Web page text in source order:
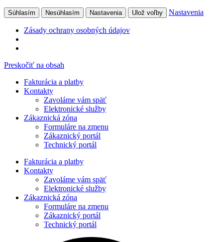
Súhlasím Nesúhlasím Nastavenia Ulož voľby Nastavenia
Zásady ochrany osobných údajov
Preskočiť na obsah
Fakturácia a platby
Kontakty
Zavoláme vám späť
Elektronické služby
Zákaznická zóna
Formuláre na zmenu
Zákaznický portál
Technický portál
Fakturácia a platby
Kontakty
Zavoláme vám späť
Elektronické služby
Zákaznická zóna
Formuláre na zmenu
Zákaznický portál
Technický portál